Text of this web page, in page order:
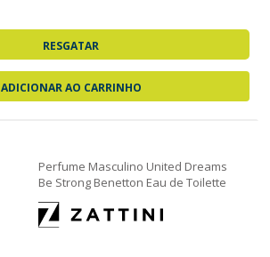
RESGATAR
ADICIONAR AO CARRINHO
Perfume Masculino United Dreams
Be Strong Benetton Eau de Toilette
100ml